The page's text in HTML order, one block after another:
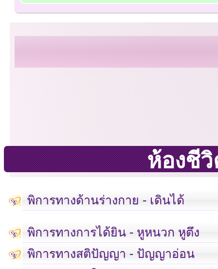
ห้องชี
พิการทางด้านร่างกาย - เดินได้
พิการทางการได้ยิน - หูหนวก หูตึง
พิการทางสติปัญญา - ปัญญาอ่อน